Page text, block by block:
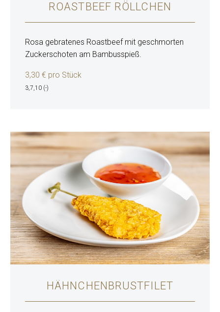
ROASTBEEF RÖLLCHEN
Rosa gebratenes Roastbeef mit geschmorten
Zuckerschoten am Bambusspieß.
3,30 € pro Stück
3,7,10 (-)
HÄHNCHENBRUSTFILET